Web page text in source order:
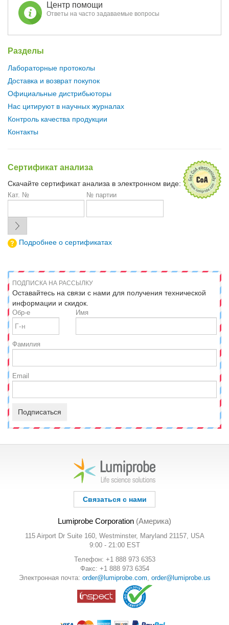
Центр помощи
Ответы на часто задаваемые вопросы
Разделы
Лабораторные протоколы
Доставка и возврат покупок
Официальные дистрибьюторы
Нас цитируют в научных журналах
Контроль качества продукции
Контакты
Сертификат анализа
Скачайте сертификат анализа в электронном виде:
Кат. № № партии
Подробнее о сертификатах
ПОДПИСКА НА РАССЫЛКУ
Оставайтесь на связи с нами для получения технической
информации и скидок.
Обр-е Имя
Фамилия
Email
Подписаться
Связаться с нами
Lumiprobe Corporation (Америка)
115 Airport Dr Suite 160, Westminster, Maryland 21157, USA
9:00 - 21:00 EST
Телефон: +1 888 973 6353
Факс: +1 888 973 6354
Электронная почта: order@lumiprobe.com order@lumiprobe.us